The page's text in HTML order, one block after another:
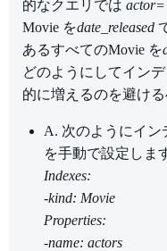
的なクエリでは
Movie をdate_released
あるすべてのMovie を
どのようにしてイン
的に増えるのを避け
A. 次のようにイン
を手動で設定しま
Indexes:
-kind: Movie
Properties:
-name: actors